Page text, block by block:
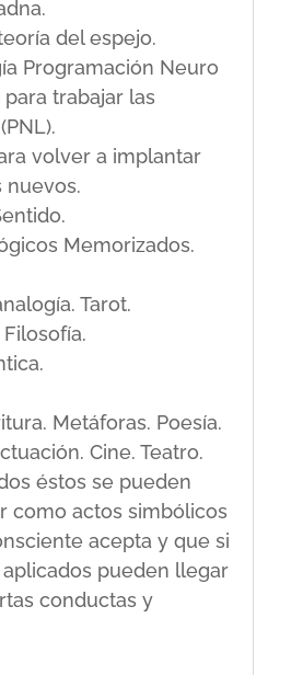
del espejo.
Programación Neuro
trabajar las
volver a implantar
nuevos.
Memorizados.
Tarot.
Metáforas. Poesía.
Cine. Teatro.
éstos se pueden
como actos simbólicos
acepta y que si
pueden llegar
conductas y